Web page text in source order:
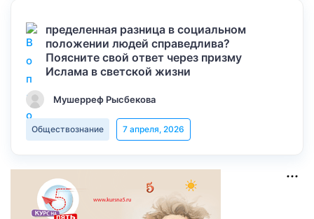
пределенная разница в социальном
положении людей справедлива?
Поясните свой ответ через призму
Ислама в светской жизни
Мушерреф Рысбекова
Обществознание 7 апреля, 2026